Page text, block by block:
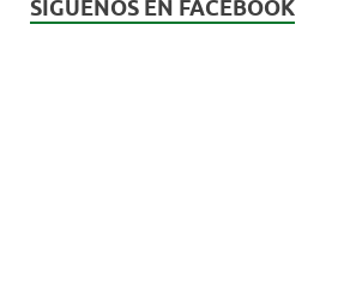
SÍGUENOS EN FACEBOOK